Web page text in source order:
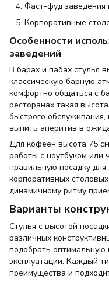
Фаст-фуд заведения
Корпоративные
Особенности
заведений
В барах и пабах стулья
классическую барную
комфортно общаться с
ресторанах такая
быстрого обслуживания,
выпить аперитив в
Для кофеен высота 75
работы с ноутбуком или
правильную посадку
корпоративных
динамичному ритму
Варианты
Стулья с высотой
различных
подобрать оптимальную
эксплуатации. Каждый
преимущества и